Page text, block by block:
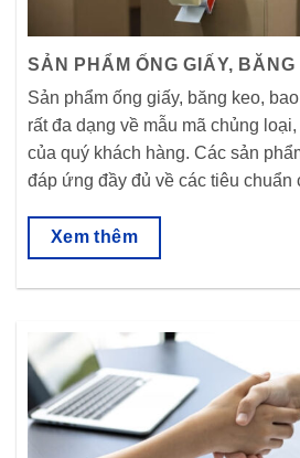
SẢN PHẨM ỐNG GIẤY,
Sản phẩm ống giấy, băng keo,
rất đa dạng về mẫu mã chủng
của quý khách hàng. Các sản
đáp ứng đầy đủ về các tiêu chuẩn
Xem thêm